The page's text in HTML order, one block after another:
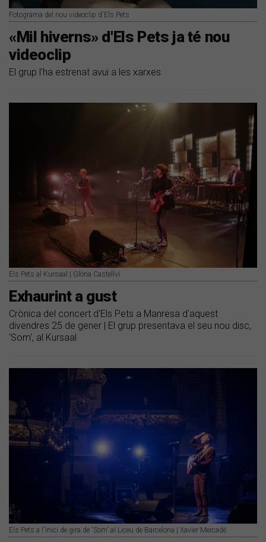
Fotograma del nou videoclip d'Els Pets
«Mil hiverns» d'Els Pets ja té nou
videoclip
El grup l'ha estrenat avui a les xarxes
Els Pets al Kursaal | Glòria Castellví
Exhaurint a gust
Crònica del concert d'Els Pets a Manresa d'aquest
divendres 25 de gener | El grup presentava el seu nou disc,
'Som', al Kursaal
Els Pets a l'inici de gira de 'Som' al Liceu de Barcelona | Xavier Mercadé